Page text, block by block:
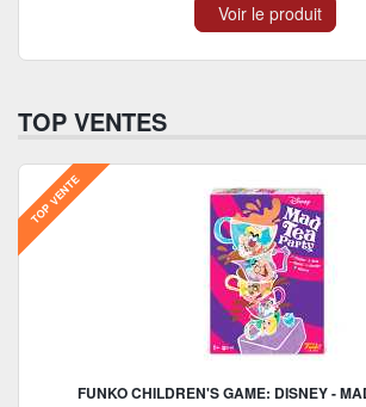
Voir le produit
TOP VENTES
TOP VENTE
FUNKO CHILDREN'S GAME: DISNEY -